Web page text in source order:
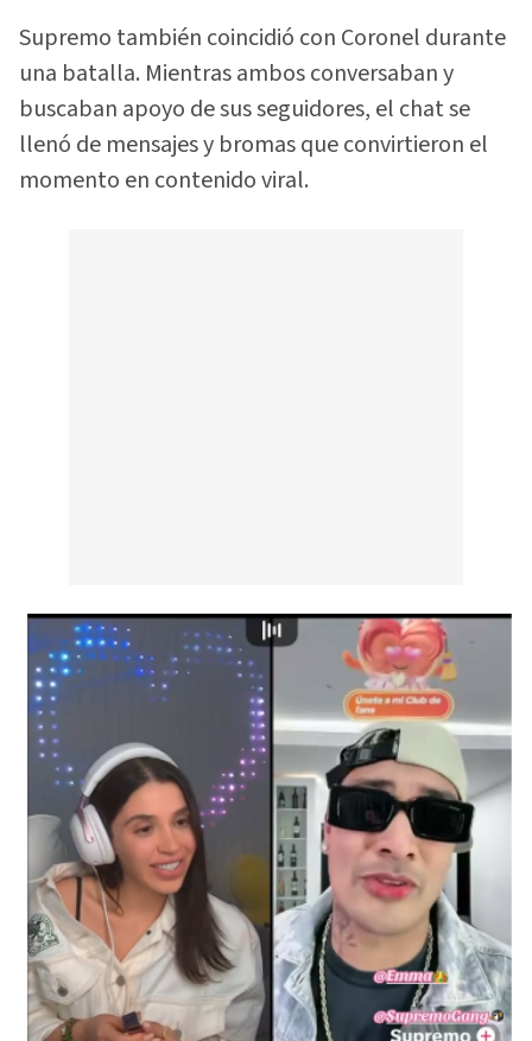
Supremo también coincidió con Coronel durante
una batalla. Mientras ambos conversaban y
buscaban apoyo de sus seguidores, el chat se
llenó de mensajes y bromas que convirtieron el
momento en contenido viral.